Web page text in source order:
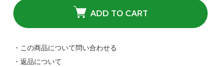
ADD TO CART
・この商品について問い合わせる
・返品について